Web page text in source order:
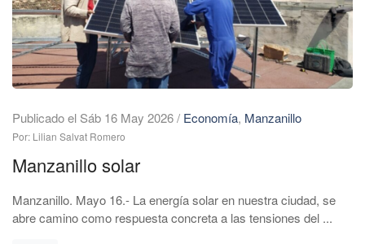
Publicado el Sáb 16 May 2026/ Economía, Manzanillo
Por: Lilian Salvat Romero
Manzanillo solar
Manzanillo. Mayo 16.- La energía solar en nuestra ciudad, se
abre camino como respuesta concreta a las tensiones del ...